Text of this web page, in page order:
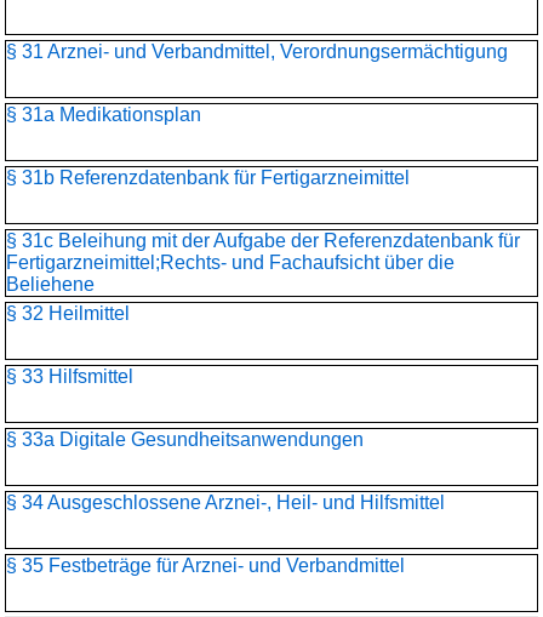
§ 31 Arznei- und Verbandmittel, Verordnungsermächtigung
§ 31a Medikationsplan
§ 31b Referenzdatenbank für Fertigarzneimittel
§ 31c Beleihung mit der Aufgabe der Referenzdatenbank für
Fertigarzneimittel;Rechts- und Fachaufsicht über die
Beliehene
§ 32 Heilmittel
§ 33 Hilfsmittel
§ 33a Digitale Gesundheitsanwendungen
§ 34 Ausgeschlossene Arznei-, Heil- und Hilfsmittel
§ 35 Festbeträge für Arznei- und Verbandmittel